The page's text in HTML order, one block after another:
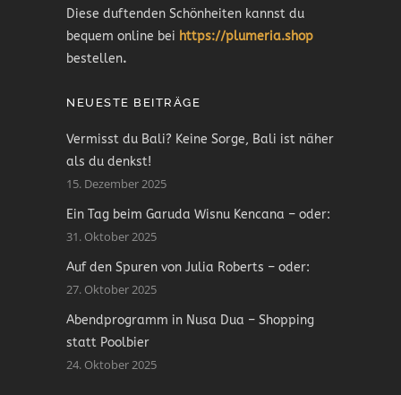
Diese duftenden Schönheiten kannst du
bequem online bei https://plumeria.shop
bestellen.
NEUESTE BEITRÄGE
Vermisst du Bali? Keine Sorge, Bali ist näher
als du denkst!
15. Dezember 2025
Ein Tag beim Garuda Wisnu Kencana – oder:
31. Oktober 2025
Auf den Spuren von Julia Roberts – oder:
27. Oktober 2025
Abendprogramm in Nusa Dua – Shopping
statt Poolbier
24. Oktober 2025